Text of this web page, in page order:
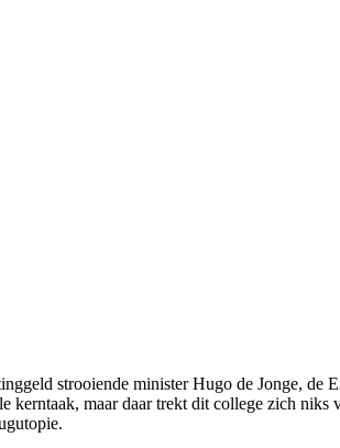
strooiende minister Hugo de Jonge, de
maar daar trekt dit college zich